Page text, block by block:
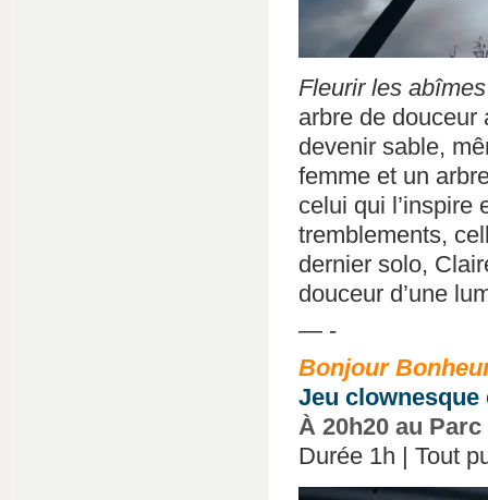
Fleurir les abîmes
arbre de
devenir sable,
femme et un
celui qui l’inspire
tremblements,
dernier solo,
douceur d’une
— -
Bonjour
Jeu clownesque
À 20h20 au
Durée 1h | Tout